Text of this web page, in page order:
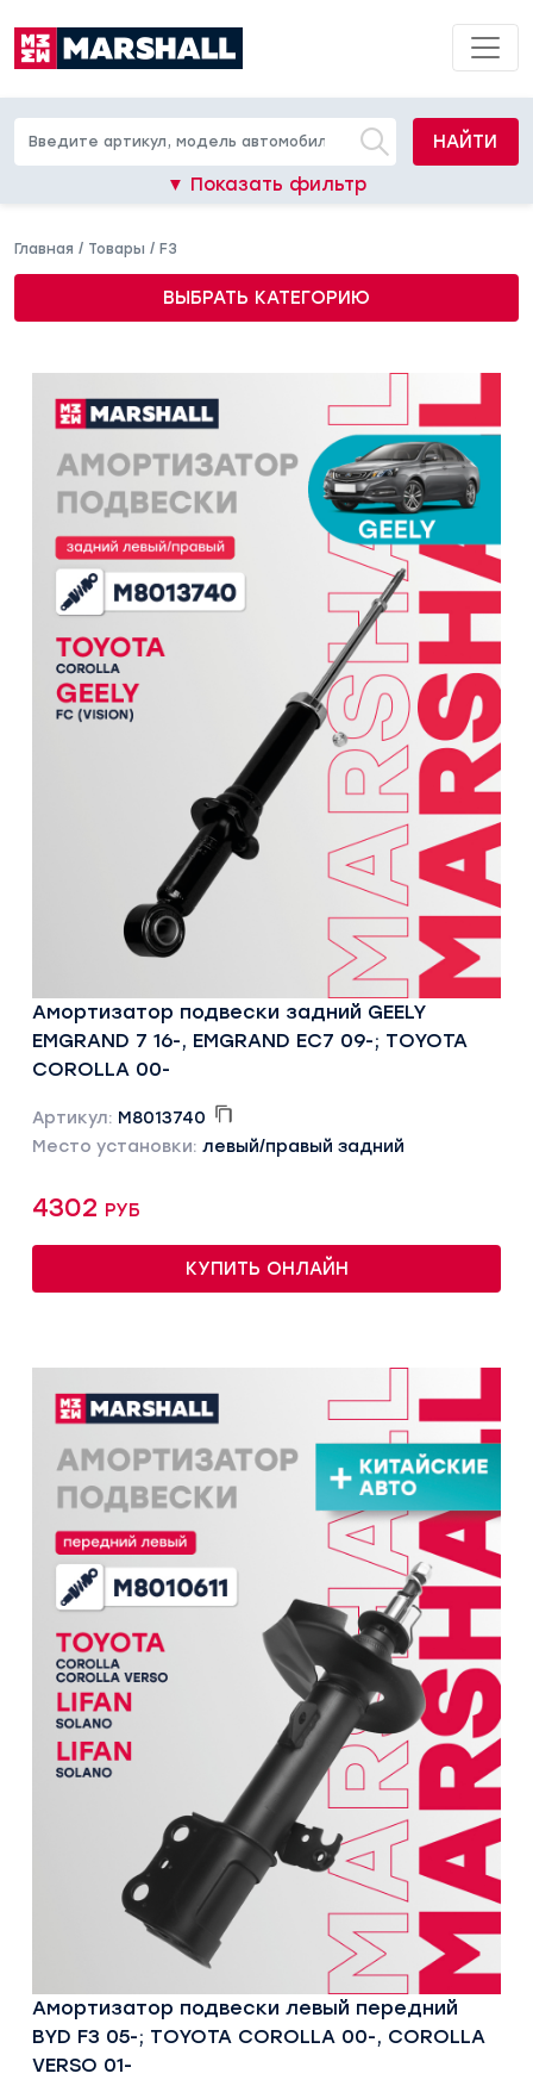
НАЙТИ
▼ Показать фильтр
Главная / Товары / F3
ВЫБРАТЬ КАТЕГОРИЮ
Амортизатор подвески задний GEELY
EMGRAND 7 16-, EMGRAND EC7 09-; TOYOTA
COROLLA 00-
Артикул: M8013740
Место установки: левый/правый задний
4302 руб
КУПИТЬ ОНЛАЙН
Амортизатор подвески левый передний
BYD F3 05-; TOYOTA COROLLA 00-, COROLLA
VERSO 01-